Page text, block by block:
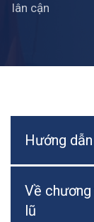
lân cận
Hướng
Về
lũ